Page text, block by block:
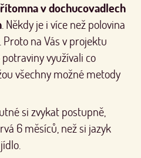
v dochucovadlech
. Někdy je i více než polovina
na Vás v projektu
využívali co
všechny možné metody
si zvykat postupně,
6 měsíců, než si jazyk